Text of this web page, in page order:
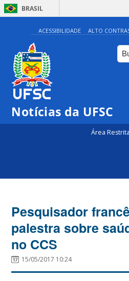
BRASIL
ACESSIBILIDADE ALTO
Notícias da UFSC
Área Restrita
Pesquisador
palestra sobre
no CCS
15/05/2017 10:24